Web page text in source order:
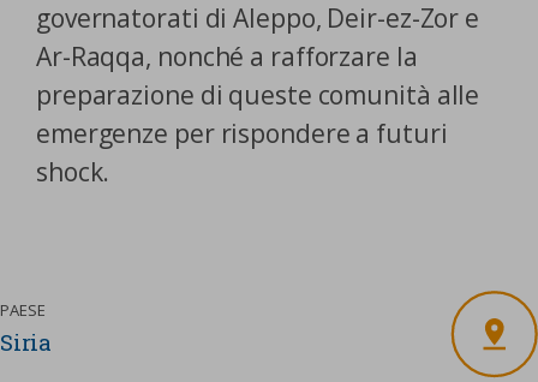
governatorati di Aleppo, Deir-ez-Zor e
Ar-Raqqa, nonché a rafforzare la
preparazione di queste comunità alle
emergenze per rispondere a futuri
shock.
PAESE
Siria